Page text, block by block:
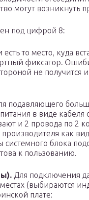
могут возникнуть
под цифрой 8:
то место, куда
фиксатор.
не получится
подавляющего
в виде кабеля
и 2 провода по 2
как
блока
к пользованию.
Для подключения
(выбираются
плате: